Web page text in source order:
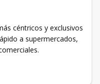
céntricos y exclusivos
a supermercados,